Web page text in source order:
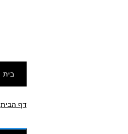
לתוכן
בית
דף הבית